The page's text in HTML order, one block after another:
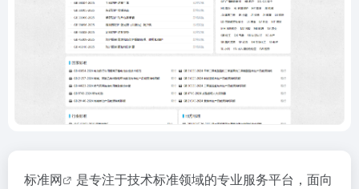
标准网
是专注于技术标准领域的专业服务平台，面向